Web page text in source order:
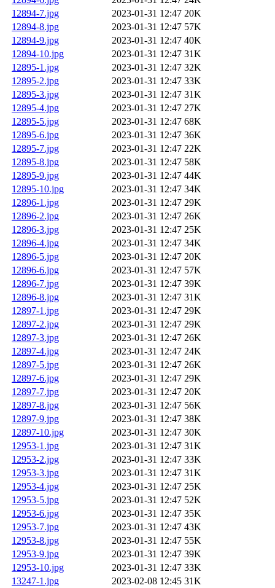
12894-7.jpg
2023-01-31 12:47 20K
12894-8.jpg
2023-01-31 12:47 57K
12894-9.jpg
2023-01-31 12:47 40K
12894-10.jpg
2023-01-31 12:47 31K
12895-1.jpg
2023-01-31 12:47 32K
12895-2.jpg
2023-01-31 12:47 33K
12895-3.jpg
2023-01-31 12:47 31K
12895-4.jpg
2023-01-31 12:47 27K
12895-5.jpg
2023-01-31 12:47 68K
12895-6.jpg
2023-01-31 12:47 36K
12895-7.jpg
2023-01-31 12:47 22K
12895-8.jpg
2023-01-31 12:47 58K
12895-9.jpg
2023-01-31 12:47 44K
12895-10.jpg
2023-01-31 12:47 34K
12896-1.jpg
2023-01-31 12:47 29K
12896-2.jpg
2023-01-31 12:47 26K
12896-3.jpg
2023-01-31 12:47 25K
12896-4.jpg
2023-01-31 12:47 34K
12896-5.jpg
2023-01-31 12:47 20K
12896-6.jpg
2023-01-31 12:47 57K
12896-7.jpg
2023-01-31 12:47 39K
12896-8.jpg
2023-01-31 12:47 31K
12897-1.jpg
2023-01-31 12:47 29K
12897-2.jpg
2023-01-31 12:47 29K
12897-3.jpg
2023-01-31 12:47 26K
12897-4.jpg
2023-01-31 12:47 24K
12897-5.jpg
2023-01-31 12:47 26K
12897-6.jpg
2023-01-31 12:47 29K
12897-7.jpg
2023-01-31 12:47 20K
12897-8.jpg
2023-01-31 12:47 56K
12897-9.jpg
2023-01-31 12:47 38K
12897-10.jpg
2023-01-31 12:47 30K
12953-1.jpg
2023-01-31 12:47 31K
12953-2.jpg
2023-01-31 12:47 33K
12953-3.jpg
2023-01-31 12:47 31K
12953-4.jpg
2023-01-31 12:47 25K
12953-5.jpg
2023-01-31 12:47 52K
12953-6.jpg
2023-01-31 12:47 35K
12953-7.jpg
2023-01-31 12:47 43K
12953-8.jpg
2023-01-31 12:47 55K
12953-9.jpg
2023-01-31 12:47 39K
12953-10.jpg
2023-01-31 12:47 33K
13247-1.jpg
2023-02-08 12:45 31K